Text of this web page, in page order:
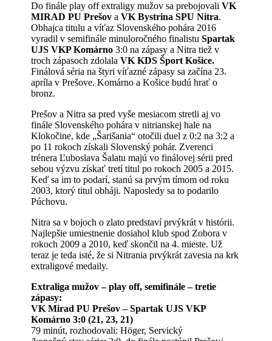
Do finále play off extraligy mužov sa prebojovaliVK
MIRAD PU Prešov aVK Bystrina SPU Nitra.
Obhajca titulu a víťaz Slovenského pohára 2016
vyradil v semifinále minuloročného finalistuSpartak
UJS VKP Komárno 3:0 na zápasy a Nitra tiež v
troch zápasoch zdolalaVK KDS Šport Košice.
Finálová séria na štyri víťazné zápasy sa začína 23.
apríla v Prešove. Komárno a Košice budú hrať o
bronz.
Prešov a Nitra sa pred vyše mesiacom stretli aj vo
finále Slovenského pohára v nitrianskej hale na
Klokočine, kde „Šarišania“ otočili duel z 0:2 na 3:2 a
po 11 rokoch získali Slovenský pohár. Zverenci
trénera Ľuboslava Šalatu majú vo finálovej sérii pred
sebou výzvu získať tretí titul po rokoch 2005 a 2015.
Keď sa im to podarí, stanú sa prvým tímom od roku
2003, ktorý titul obháji. Naposledy sa to podarilo
Púchovu.
Nitra sa v bojoch o zlato predstaví prvýkrát v histórii.
Najlepšie umiestnenie dosiahol klub spod Zobora v
rokoch 2009 a 2010, keď skončil na 4. mieste. Už
teraz je teda isté, že si Nitrania prvýkrát zavesia na krk
extraligové medaily.
Extraliga mužov – play off, semifinále – tretie
zápasy:
VK Mirad PU Prešov – Spartak UJS VKP
Komárno 3:0 (21, 23, 21)
79 minút, rozhodovali: Höger, Servický